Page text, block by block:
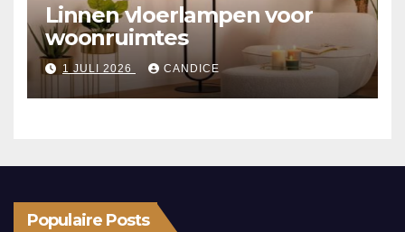
Linnen vloerlampen voor
woonruimtes
1 JULI 2026 CANDICE
Populaire Posts